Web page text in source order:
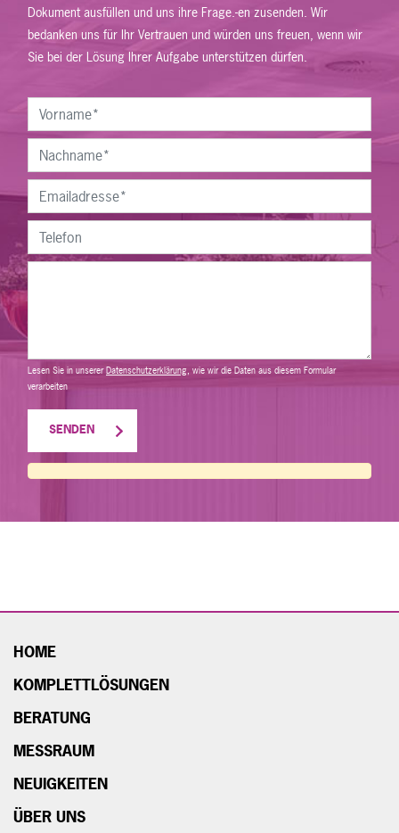
Dokument ausfüllen und uns ihre Frage.-en zusenden. Wir
bedanken uns für Ihr Vertrauen und würden uns freuen, wenn wir
Sie bei der Lösung Ihrer Aufgabe unterstützen dürfen.
Lesen Sie in unserer Datenschutzerklärung, wie wir die Daten aus diesem Formular
verarbeiten
HOME
KOMPLETTLÖSUNGEN
BERATUNG
MESSRAUM
NEUIGKEITEN
ÜBER UNS